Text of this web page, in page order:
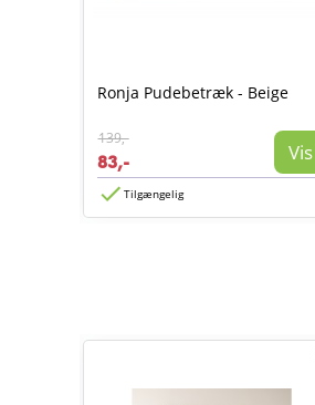
Ronja Pudebetræk - Beige
139,-
83,- Vis
Tilgængelig